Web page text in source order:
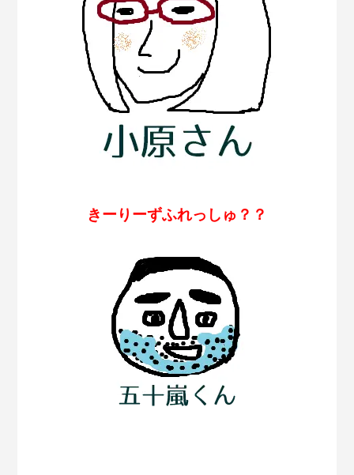
きーりーずふれっしゅ？？